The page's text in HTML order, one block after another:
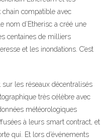
compatible avec
nom d’Etherisc a créé une
centaines de milliers
et les inondations. C’est
sur les réseaux décentralisés
très célèbre avec
météorologiques
à leurs smart contract, et
qui. Et lors d’événements